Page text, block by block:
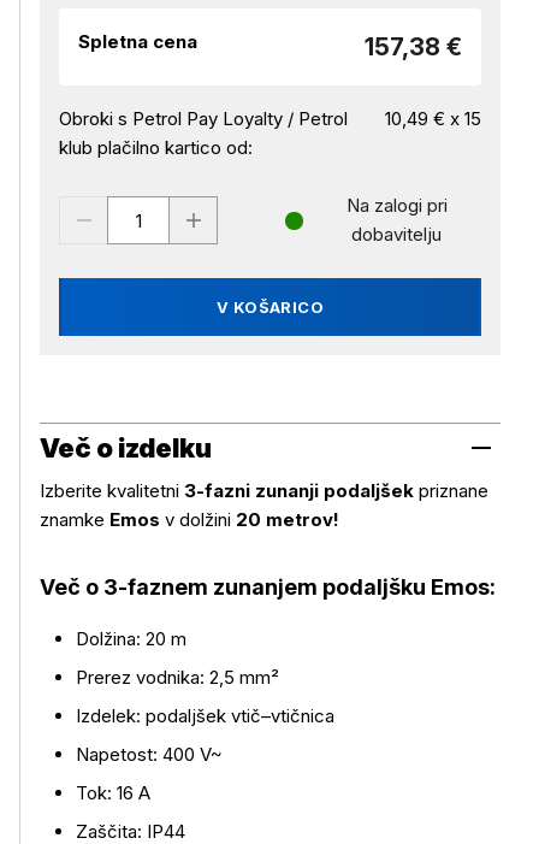
Spletna cena 157,38 €
Obroki s Petrol Pay Loyalty / Petrol
klub plačilno kartico od:
10,49 € x 15
V KOŠARICO
Na zalogi pri
dobavitelju
Več o izdelku
Več o izdelku
Izberite kvalitetni 3-fazni zunanji podaljšek priznane
znamke Emos v dolžini 20 metrov!
Več o 3-faznem zunanjem podaljšku Emos:
Dolžina: 20 m
Prerez vodnika: 2,5 mm²
Izdelek: podaljšek vtič–vtičnica
Napetost: 400 V~
Tok: 16 A
Zaščita: IP44